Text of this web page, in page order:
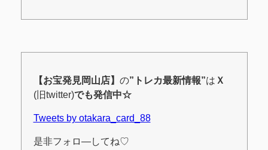
【お宝発見岡山店】 の” トレカ最新情報”は Ｘ
(旧twitter)でも発信中☆
Tweets by otakara_card_88
是非フォロ―してね♡